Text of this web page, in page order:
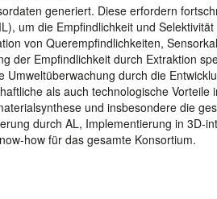
generiert. Diese erfordern
um die Empfindlichkeit und
von Querempfindlichkeiten,
der Empfindlichkeit durch Extraktion
durch die
als auch technologische
und insbesondere die
durch AL, Implementierung in 3D-
how für das gesamte Konsortium.